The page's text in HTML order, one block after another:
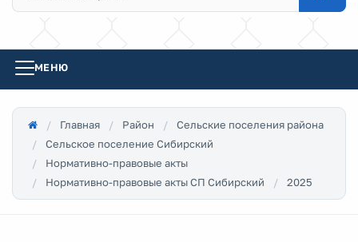
МЕНЮ
Главная Район
Сельские поселения района
Сельское поселение Сибирский
Нормативно-правовые акты
Нормативно-правовые акты СП Сибирский
2025